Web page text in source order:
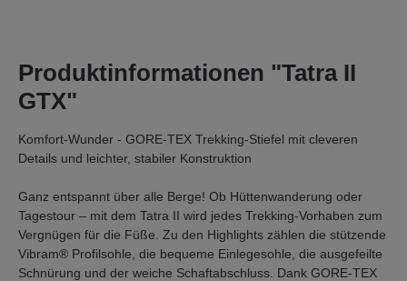
Produktinformationen "Tatra II
GTX"
Komfort-Wunder - GORE-TEX Trekking-Stiefel mit cleveren
Details und leichter, stabiler Konstruktion
Ganz entspannt über alle Berge! Ob Hüttenwanderung oder
Tagestour – mit dem Tatra II wird jedes Trekking-Vorhaben zum
Vergnügen für die Füße. Zu den Highlights zählen die stützende
Vibram® Profilsohle, die bequeme Einlegesohle, die ausgefeilte
Schnürung und der weiche Schaftabschluss. Dank GORE-TEX